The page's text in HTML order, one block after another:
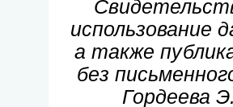
использование
а также
без
Гордеева